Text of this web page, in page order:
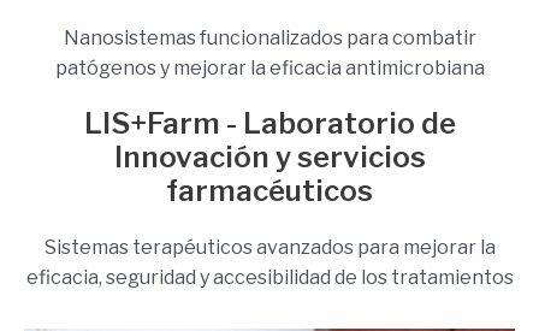
Nanosistemas funcionalizados para combatir
patógenos y mejorar la eficacia antimicrobiana
LIS+Farm - Laboratorio de
Innovación y servicios
farmacéuticos
Sistemas terapéuticos avanzados para mejorar la
eficacia, seguridad y accesibilidad de los tratamientos